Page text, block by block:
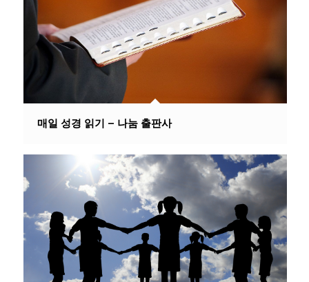
매일 성경 읽기 – 나눔 출판사